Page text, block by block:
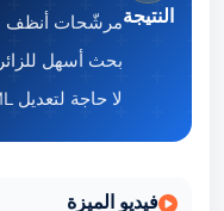
النتيجةمرشّحات أنظف
بحث أسهل للزائر
لا حاجة لتعديل XML عند البائع
فيديو الميزة